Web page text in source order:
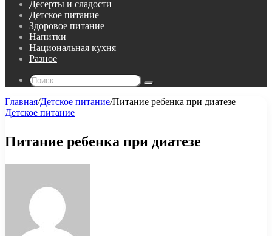
Десерты и сладости
Детское питание
Здоровое питание
Напитки
Национальная кухня
Разное
Поиск...
Главная/Детское питание/Питание ребенка при диатезе
Детское питание
Питание ребенка при диатезе